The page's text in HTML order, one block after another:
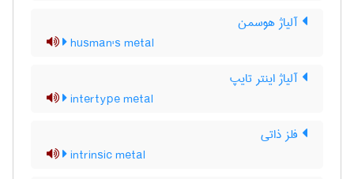
آلیاژ هوسمن
husman's metal
آلیاژ اینتر تایپ
intertype metal
فلز ذاتی
intrinsic metal